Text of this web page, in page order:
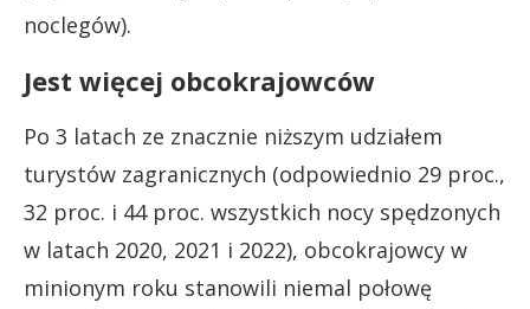
noclegów).
Jest więcej obcokrajowców
Po 3 latach ze znacznie niższym udziałem
turystów zagranicznych (odpowiednio 29 proc.,
32 proc. i 44 proc. wszystkich nocy spędzonych
w latach 2020, 2021 i 2022), obcokrajowcy w
minionym roku stanowili niemal połowę